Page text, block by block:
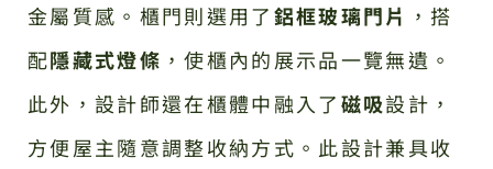
金屬質感。櫃門則選用了鋁框玻璃門片 ，搭
配隱藏式燈條 ，使櫃內的展示品一覽無遺。
此外，設計師還在櫃體中融入了磁吸設計，
方便屋主隨意調整收納方式。此設計兼具收